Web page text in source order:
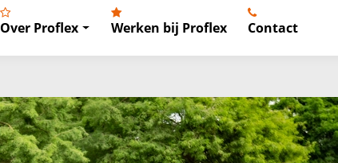
Over Proflex Werken bij Proflex Contact